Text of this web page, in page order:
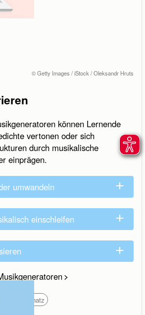
© Getty Images / iStock / Oleksandr Hruts
können Lernende
vertonen oder sich
durch musikalische
einprägen.
umwandeln
einschleifen
Wortschatz